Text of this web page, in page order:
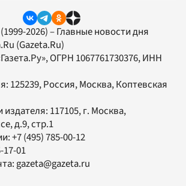
2026) – Главные новости дня
(Gazeta.Ru)
, ОГРН 1067761730376, ИНН
125239, Россия, Москва, Коптевская
издателя: 117105, г. Москва,
д.9, стр.1
+7 (495) 785-00-12
17-01
gazeta@gazeta.ru